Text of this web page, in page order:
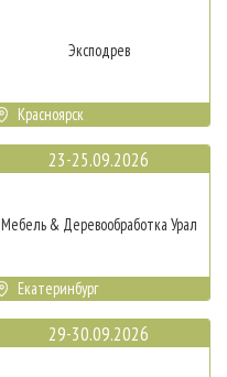
Эксподрев
Красноярск
23-25.09.2026
Мебель & Деревообработка Урал
Екатеринбург
29-30.09.2026